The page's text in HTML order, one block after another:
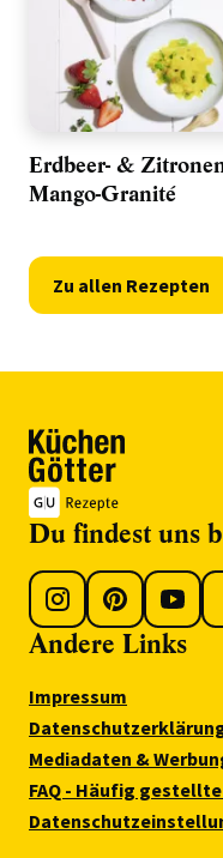
Erdbeer- &
Mango-Granité
Zu allen Rezepten
Du findest uns
Andere Links
Impressum
Mediadaten &
FAQ - Häufig